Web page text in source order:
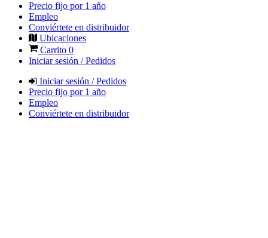
Precio fijo por 1 año
Empleo
Conviértete en distribuidor
Ubicaciones
Carrito 0
Iniciar sesión / Pedidos
Iniciar sesión / Pedidos
Precio fijo por 1 año
Empleo
Conviértete en distribuidor